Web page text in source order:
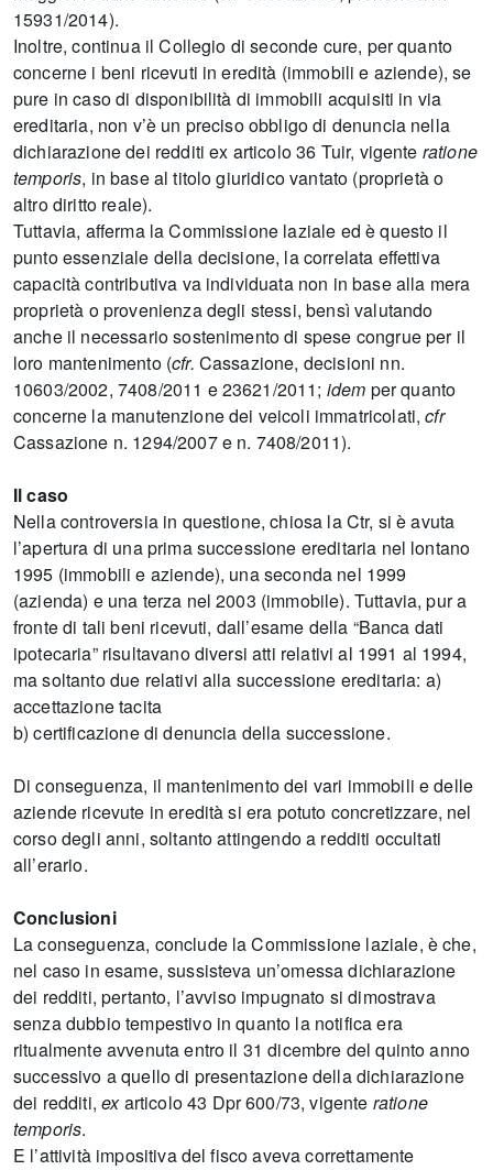
15931/2014).
Inoltre, continua il Collegio di seconde cure, per quanto
concerne i beni ricevuti in eredità (immobili e aziende), se
pure in caso di disponibilità di immobili acquisiti in via
ereditaria, non v’è un preciso obbligo di denuncia nella
dichiarazione dei redditi ex articolo 36 Tuir, vigente ratione
temporis, in base al titolo giuridico vantato (proprietà o
altro diritto reale).
Tuttavia, afferma la Commissione laziale ed è questo il
punto essenziale della decisione, la correlata effettiva
capacità contributiva va individuata non in base alla mera
proprietà o provenienza degli stessi, bensì valutando
anche il necessario sostenimento di spese congrue per il
loro mantenimento (cfr. Cassazione, decisioni nn.
10603/2002, 7408/2011 e 23621/2011; idem per quanto
concerne la manutenzione dei veicoli immatricolati,cfr
Cassazione n. 1294/2007 e n. 7408/2011).
Il caso
Nella controversia in questione, chiosa la Ctr, si è avuta
l’apertura di una prima successione ereditaria nel lontano
1995 (immobili e aziende), una seconda nel 1999
(azienda) e una terza nel 2003 (immobile). Tuttavia, pur a
fronte di tali beni ricevuti, dall’esame della “Banca dati
ipotecaria” risultavano diversi atti relativi al 1991 al 1994,
ma soltanto due relativi alla successione ereditaria: a)
accettazione tacita
b) certificazione di denuncia della successione.
Di conseguenza, il mantenimento dei vari immobili e delle
aziende ricevute in eredità si era potuto concretizzare, nel
corso degli anni, soltanto attingendo a redditi occultati
all’erario.
Conclusioni
La conseguenza, conclude la Commissione laziale, è che,
nel caso in esame, sussisteva un’omessa dichiarazione
dei redditi, pertanto, l’avviso impugnato si dimostrava
senza dubbio tempestivo in quanto la notifica era
ritualmente avvenuta entro il 31 dicembre del quinto anno
successivo a quello di presentazione della dichiarazione
dei redditi,exarticolo 43 Dpr 600/73, vigente ratione
temporis.
E l’attività impositiva del fisco aveva correttamente